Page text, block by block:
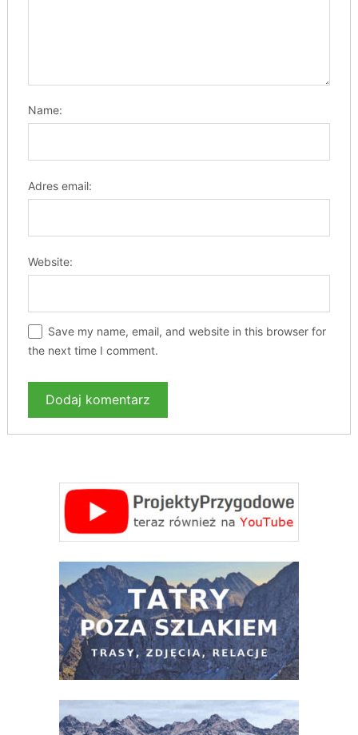
Name:
Adres email:
Website:
Save my name, email, and website in this browser for
the next time I comment.